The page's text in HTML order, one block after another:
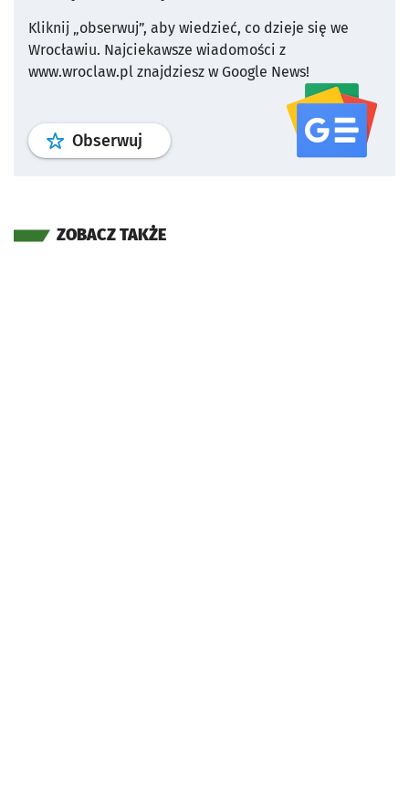
Kliknij „obserwuj”, aby wiedzieć, co dzieje się we
Wrocławiu. Najciekawsze wiadomości z
www.wroclaw.pl znajdziesz w Google News!
Obserwuj profil serwisu
ZOBACZ TAKŻE